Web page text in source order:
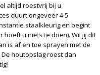
altijd roestvrij bij u
duurt ongeveer 4-5
staalkleurig en begint
u niets te doen). Wil jij dit
is af en toe sprayen met de
houtopslag roest dan